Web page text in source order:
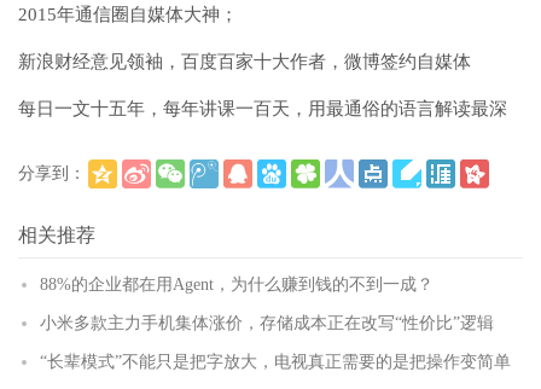
2015年通信圈自媒体大神；
新浪财经意见领袖，百度百家十大作者，微博签约自媒体
每日一文十五年，每年讲课一百天，用最通俗的语言解读最深
分享到：
相关推荐
88%的企业都在用Agent，为什么赚到钱的不到一成？
小米多款主力手机集体涨价，存储成本正在改写“性价比”逻辑
“长辈模式”不能只是把字放大，电视真正需要的是把操作变简单